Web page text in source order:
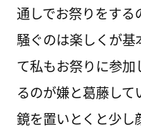
通しでお祭りをする
騒ぐのは楽しくが
て私もお祭りに参
るのが嫌と葛藤し
鏡を置いとくと少